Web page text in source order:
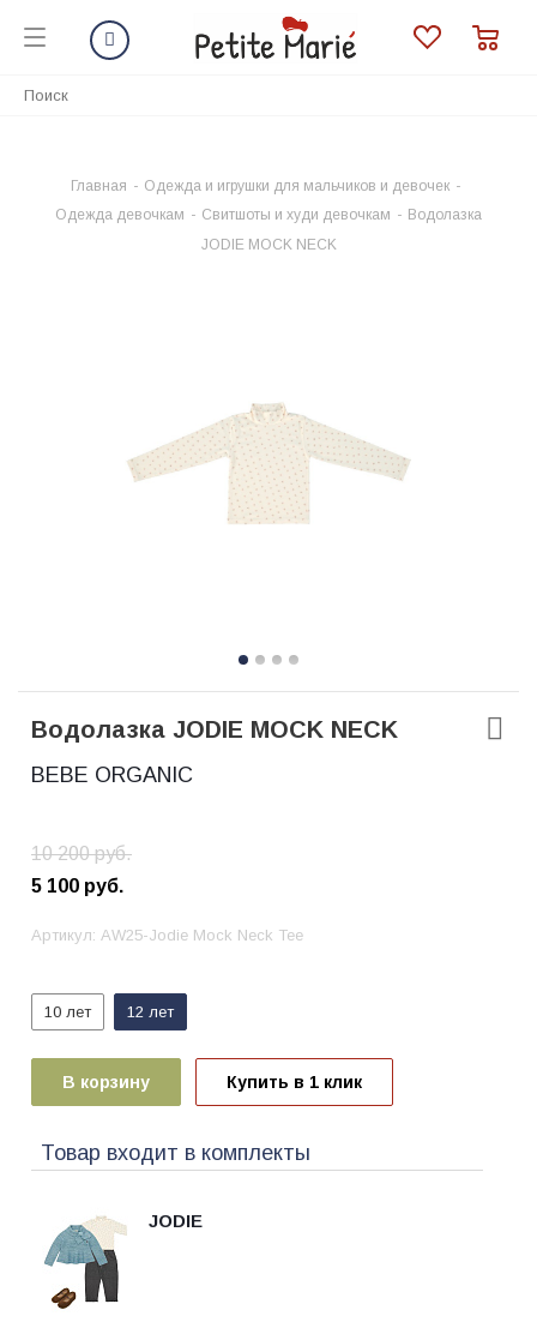
Главная - Одежда и игрушки для мальчиков и девочек -
Одежда девочкам - Свитшоты и худи девочкам - Водолазка
JODIE MOCK NECK
Водолазка JODIE MOCK NECK
BEBE ORGANIC
10 200руб.
5 100 руб.
Артикул: AW25-Jodie Mock Neck Tee
10 лет 12 лет
В корзину Купить в 1 клик
Товар входит в комплекты
JODIE